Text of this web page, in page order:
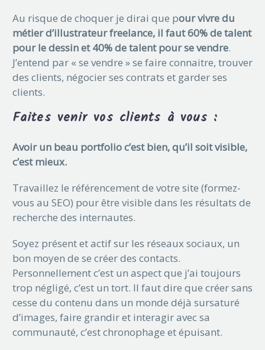
Au risque de choquer je dirai que pour vivre du
métier d’illustrateur freelance, il faut 60% de talent
pour le dessin et 40% de talent pour se vendre.
J’entend par « se vendre » se faire connaitre, trouver
des clients, négocier ses contrats et garder ses
clients.
Faites venir vos clients à vous :
Avoir un beau portfolio c’est bien, qu’il soit visible,
c’est mieux.
Travaillez le référencement de votre site (formez-
vous au SEO) pour être visible dans les résultats de
recherche des internautes.
Soyez présent et actif sur les réseaux sociaux, un
bon moyen de se créer des contacts.
Personnellement c’est un aspect que j’ai toujours
trop négligé, c’est un tort. Il faut dire que créer sans
cesse du contenu dans un monde déjà sursaturé
d’images, faire grandir et interagir avec sa
communauté, c’est chronophage et épuisant.